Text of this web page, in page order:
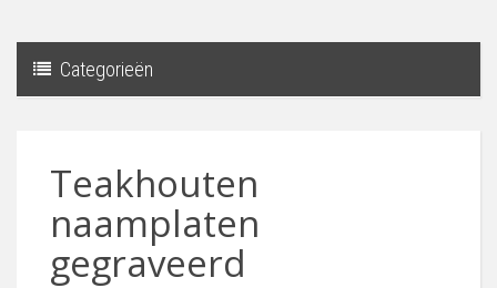
Categorieën
Teakhouten
naamplaten
gegraveerd